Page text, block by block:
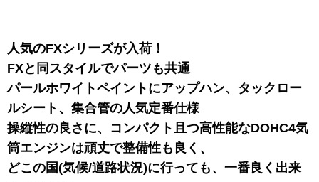
人気のFXシリーズが入荷！
FXと同スタイルでパーツも共通
パールホワイトペイントにアップハン、タックロー
ルシート、集合管の人気定番仕様
操縦性の良さに、コンパクト且つ高性能なDOHC4気
筒エンジンは頑丈で整備性も良く、
どこの国(気候/道路状況)に行っても、一番良く出来